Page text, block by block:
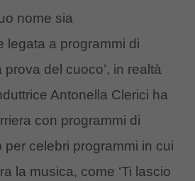
nome sia
legata a programmi di
prova del cuoco’, in realtà
Antonella Clerici ha
con programmi di
celebri programmi in cui
la musica, come ‘Ti lascio